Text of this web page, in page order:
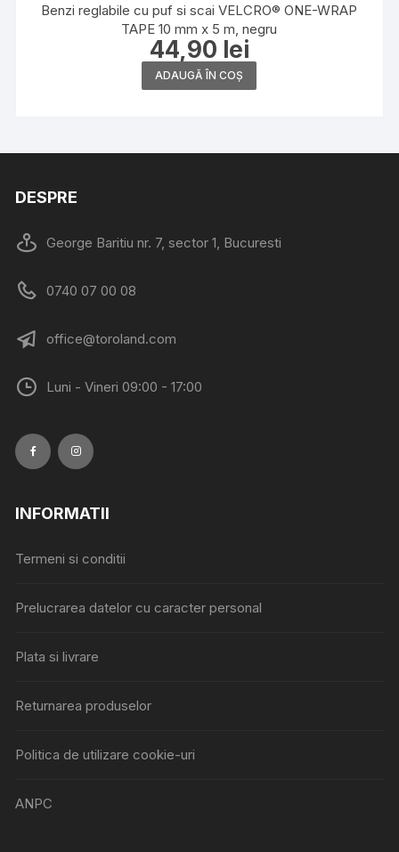
Benzi reglabile cu puf si scai VELCRO® ONE-WRAP
TAPE 10 mm x 5 m, negru
44,90 lei
ADAUGĂ ÎN COȘ
DESPRE
George Baritiu nr. 7, sector 1, Bucuresti
0740 07 00 08
office@toroland.com
Luni - Vineri 09:00 - 17:00
INFORMATII
Termeni si conditii
Prelucrarea datelor cu caracter personal
Plata si livrare
Returnarea produselor
Politica de utilizare cookie-uri
ANPC